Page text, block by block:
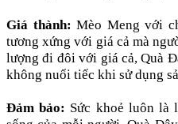
Giá thành:Mèo Meng với
tương xứng với giá cả mà
lượng đi đôi với giá cả, Quà
không nuối tiếc khi sử dụng
Đảm bảo: Sức khoẻ luôn là